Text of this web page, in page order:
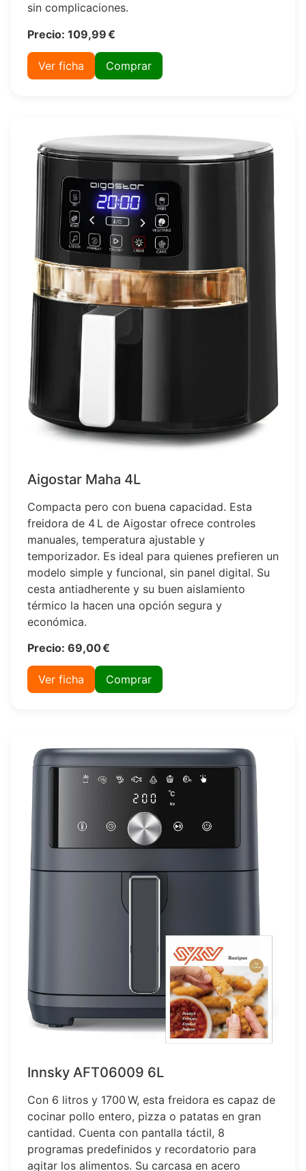
sin complicaciones.
Precio: 109,99 €
Ver ficha Comprar
Aigostar Maha 4L
Compacta pero con buena capacidad. Esta
freidora de 4 L de Aigostar ofrece controles
manuales, temperatura ajustable y
temporizador. Es ideal para quienes prefieren un
modelo simple y funcional, sin panel digital. Su
cesta antiadherente y su buen aislamiento
térmico la hacen una opción segura y
económica.
Precio: 69,00 €
Ver ficha Comprar
Innsky AFT06009 6L
Con 6 litros y 1700 W, esta freidora es capaz de
cocinar pollo entero, pizza o patatas en gran
cantidad. Cuenta con pantalla táctil, 8
programas predefinidos y recordatorio para
agitar los alimentos. Su carcasa en acero